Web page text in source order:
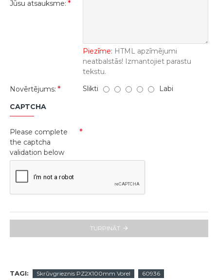
Jūsu atsauksme:
Piezīme: HTML apzīmējumi
neatbalstās! Izmantojiet parastu
tekstu.
Novērtējums:
Slikti Labi
CAPTCHA
Please complete
the captcha
validation below
TURPINĀT
TAGI: Skrūvgrieznis PZ2X100mm Vorel
60936